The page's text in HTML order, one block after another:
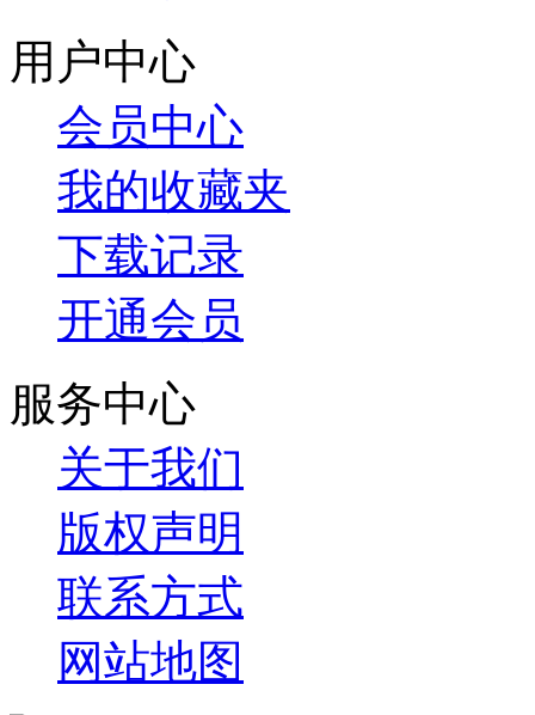
用户中心
会员中心
我的收藏夹
下载记录
开通会员
服务中心
关于我们
版权声明
联系方式
网站地图